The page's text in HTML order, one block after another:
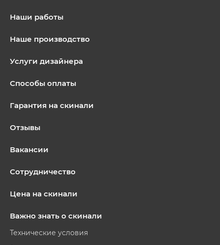
Наши работы
Наше производство
Услуги дизайнера
Способы оплаты
Гарантия на скинали
Отзывы
Вакансии
Сотрудничество
Цена на скинали
Важно знать о скинали
Технические условия